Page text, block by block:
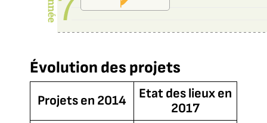
Évolution des projets
Projets en 2014
Etat des lieux en
2017